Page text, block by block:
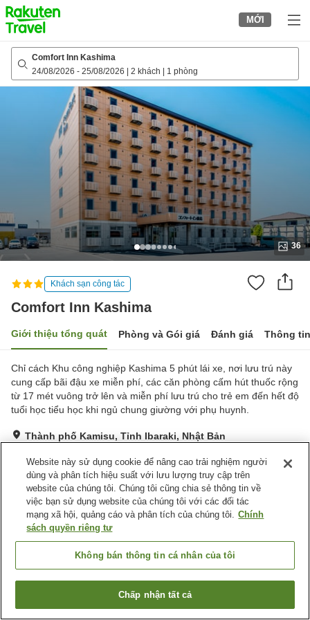
to
top
page
MỚI
Comfort Inn Kashima
24/08/2026 - 25/08/2026 2 khách 1 phòng
36
Khách sạn công tác
Comfort Inn Kashima
Giới thiệu tổng quát Phòng và Gói giá Đánh giá Thông
Chỉ cách Khu công nghiệp Kashima 5 phút lái xe, nơi lưu trú này
cung cấp bãi đậu xe miễn phí, các căn phòng cấm hút thuốc rộng
từ 17 mét vuông trở lên và miễn phí lưu trú cho trẻ em đến hết độ
tuổi học tiểu học khi ngủ chung giường với phụ huynh.
Thành phố Kamisu, Tỉnh Ibaraki, Nhật Bản
Rất tốt Đánh giá:662lượt
Tiện nghi chỗ nghỉ
Bãi đỗ xe
Trang chủ Nhật Bản Tỉnh Ibaraki
Thành phố Kamisu
Tìm phòng trống
Website này sử dụng cookie để nâng cao trải nghiệm người
dùng và phân tích hiệu suất với lưu lượng truy cập trên
website của chúng tôi. Chúng tôi cũng chia sẻ thông tin về
việc bạn sử dụng website của chúng tôi với các đối tác
mạng xã hội, quảng cáo và phân tích của chúng tôi. Chính
sách quyền riêng tư
Không bán thông tin cá nhân của tôi
Chấp nhận tất cả